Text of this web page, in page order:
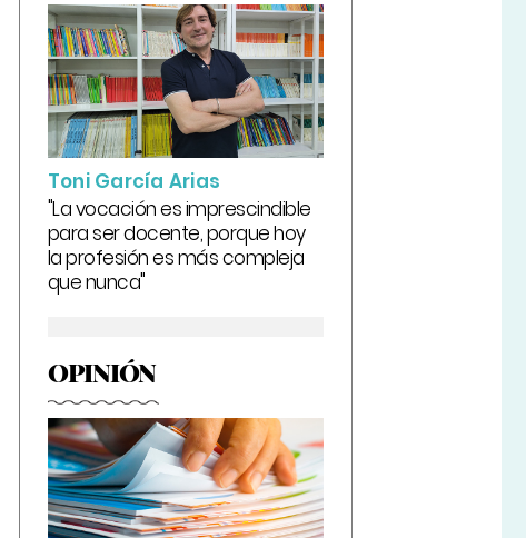
Toni García Arias
"La vocación es imprescindible
para ser docente, porque hoy
la profesión es más compleja
que nunca"
OPINIÓN